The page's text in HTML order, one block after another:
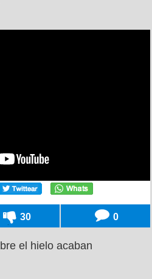
30 0
el hielo acaban